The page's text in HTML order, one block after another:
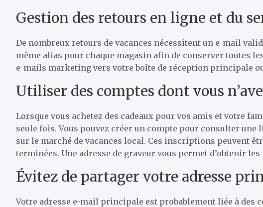
Gestion des retours en ligne et du
De nombreux retours de vacances nécessitent un e-mail
même alias pour chaque magasin afin de conserver toutes
e-mails marketing vers votre boîte de réception principale
Utiliser des comptes dont vous
Lorsque vous achetez des cadeaux pour vos amis et votre
seule fois. Vous pouvez créer un compte pour consulter
sur le marché de vacances local. Ces inscriptions peuvent
terminées. Une adresse de graveur vous permet d’obtenir
Évitez de partager votre adresse
Votre adresse e-mail principale est probablement liée à des